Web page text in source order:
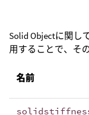
Solid Objectに関し
用することで、そ
名前